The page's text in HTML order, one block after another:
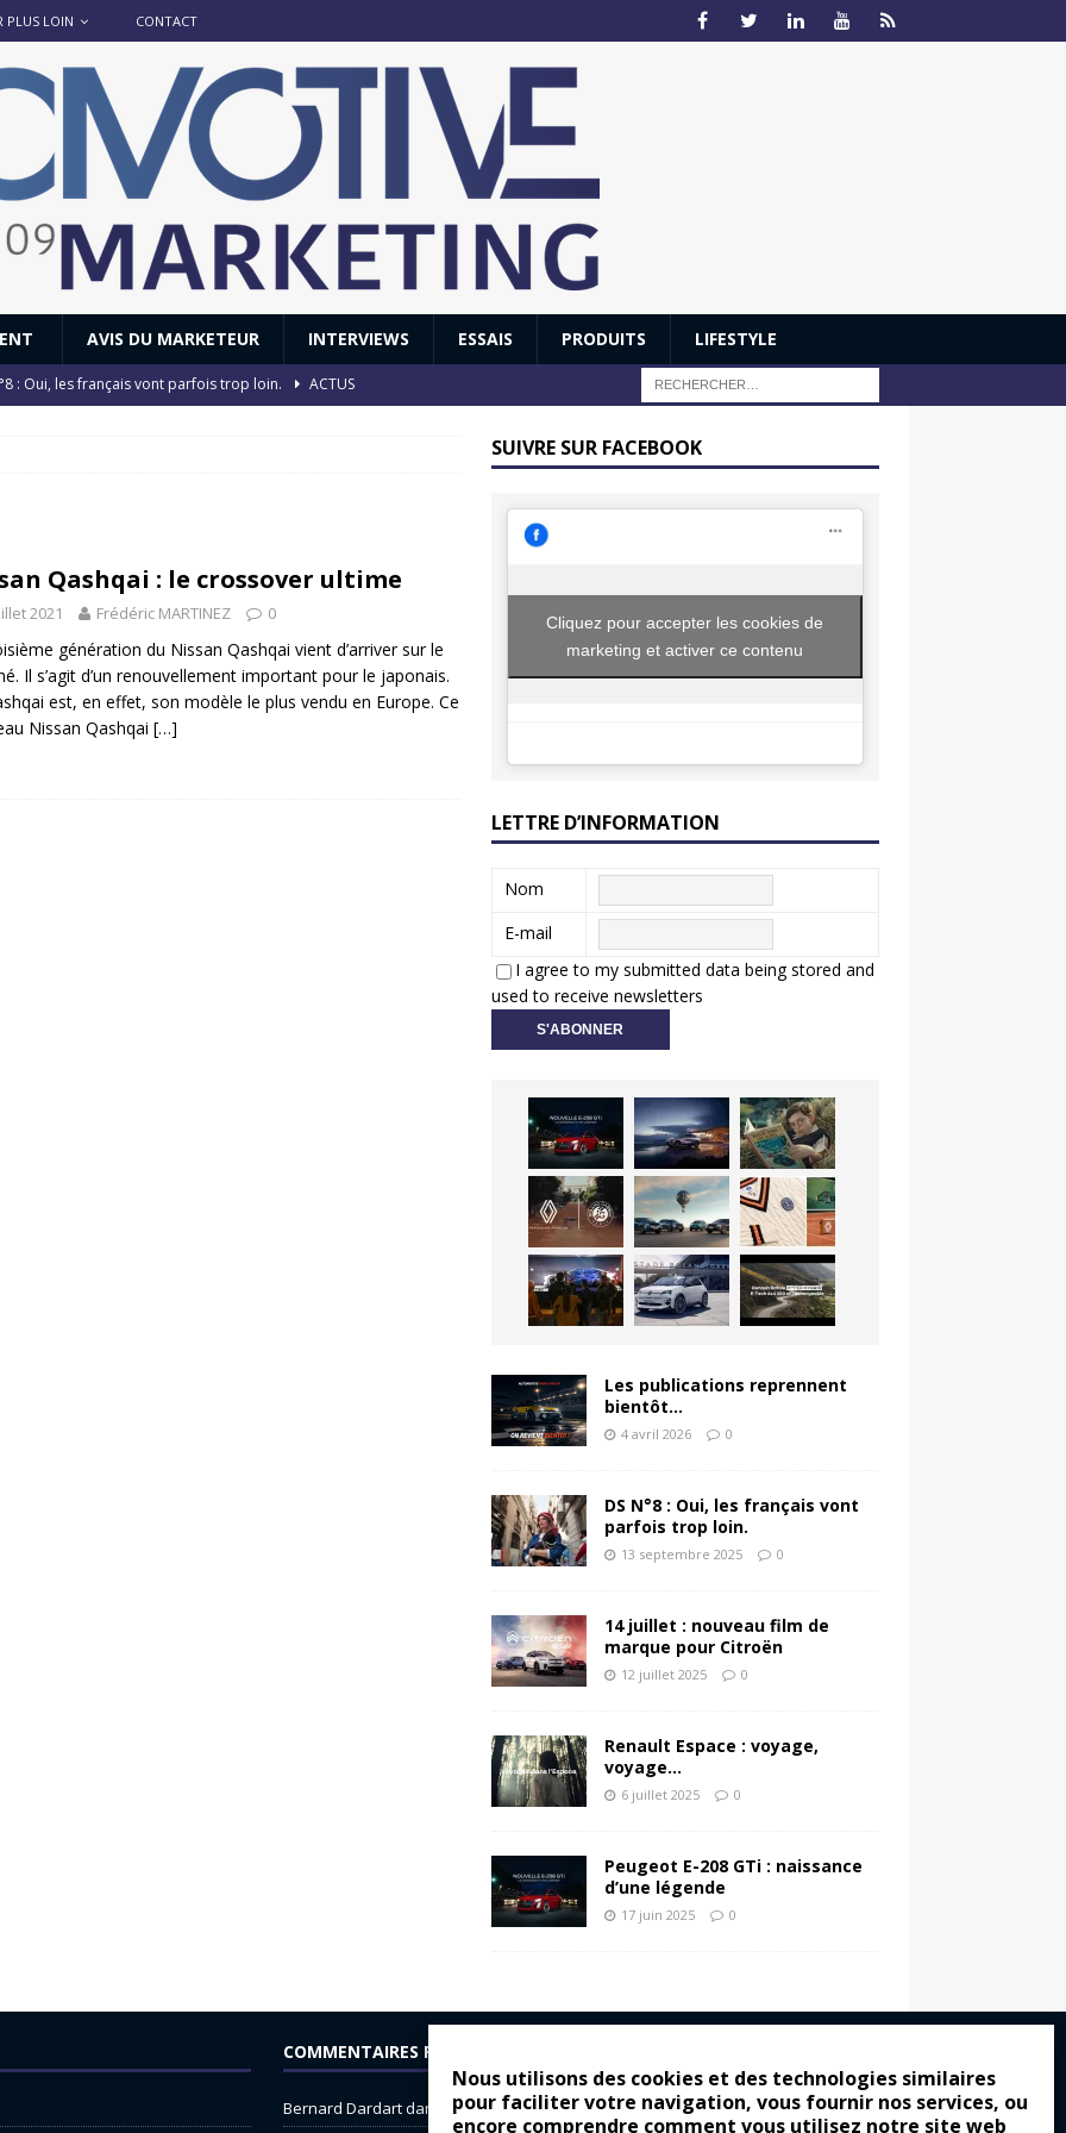
Nous utilisons des cookies et des technologies similaires
pour faciliter votre navigation, vous fournir nos services, ou
encore comprendre comment vous utilisez notre site web
PLUS LOIN CONTACT
AVIS DU MARKETEUR INTERVIEWS ESSAIS PRODUITS LIFESTYLE
: Oui, les français vont parfois trop loin.
ACTUS
reprennent bientôt… ACTUS
Qashqai : le crossover ultime
2021 Frédéric MARTINEZ 0
génération du Nissan Qashqai vient d’arriver sur le
Il s’agit d’un renouvellement important pour le japonais.
est, en effet, son modèle le plus vendu en Europe. Ce
Nissan Qashqai […]
SUIVRE SUR FACEBOOK
Cliquez pour accepter les cookies de
marketing et activer ce contenu
LETTRE D’INFORMATION
Nom
E-mail
I agree to my submitted data being stored and
used to receive newsletters
Les publications reprennent
bientôt…
4 avril 2026 0
DS N°8 : Oui, les français vont
parfois trop loin.
13 septembre 2025 0
14 juillet : nouveau film de
marque pour Citroën
12 juillet 2025 0
Renault Espace : voyage,
voyage…
6 juillet 2025 0
Peugeot E-208 GTi : naissance
d’une légende
17 juin 2025 0
COMMENTAIRES RÉCENTS
Bernard Dardartdans Dacia Sandero : pour les gens vrais